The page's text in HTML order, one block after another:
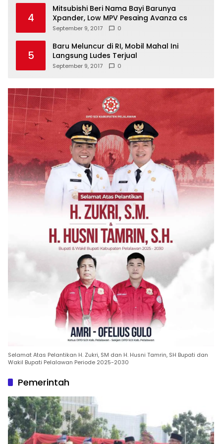
4
Mitsubishi Beri Nama Bayi Barunya
Xpander, Low MPV Pesaing Avanza cs
September 9, 2017 0
5
Baru Meluncur di RI, Mobil Mahal Ini
Langsung Ludes Terjual
September 9, 2017 0
Selamat Atas Pelantikan H. Zukri, SM dan H. Husni Tamrin, SH Bupati dan
Wakil Bupati Pelalawan Periode 2025-2030
Pemerintah